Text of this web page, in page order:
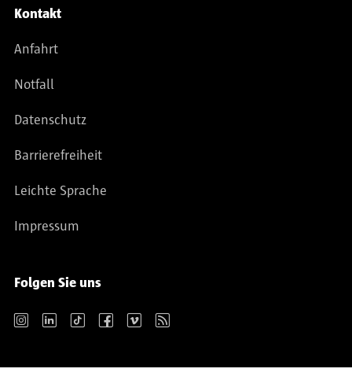
Kontakt
Anfahrt
Notfall
Datenschutz
Barrierefreiheit
Leichte Sprache
Impressum
Folgen Sie uns
Instagram LinkedIn TikTok Facebook Vimeo RSS